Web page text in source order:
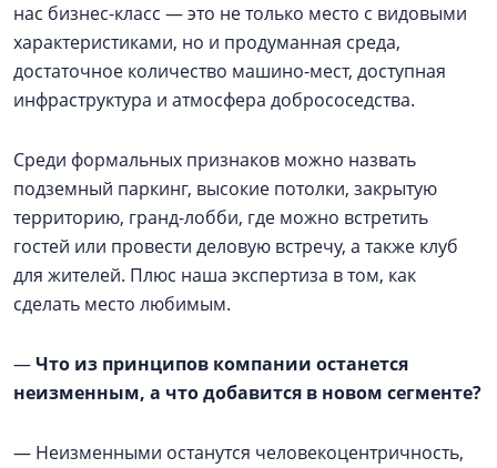
нас бизнес-класс — это не только место с видовыми
характеристиками, но и продуманная среда,
достаточное количество машино-мест, доступная
инфраструктура и атмосфера добрососедства.
Среди формальных признаков можно назвать
подземный паркинг, высокие потолки, закрытую
территорию, гранд-лобби, где можно встретить
гостей или провести деловую встречу, а также клуб
для жителей. Плюс наша экспертиза в том, как
сделать место любимым.
—Что из принципов компании останется
неизменным, а что добавится в новом сегменте?
— Неизменными останутся человекоцентричность,